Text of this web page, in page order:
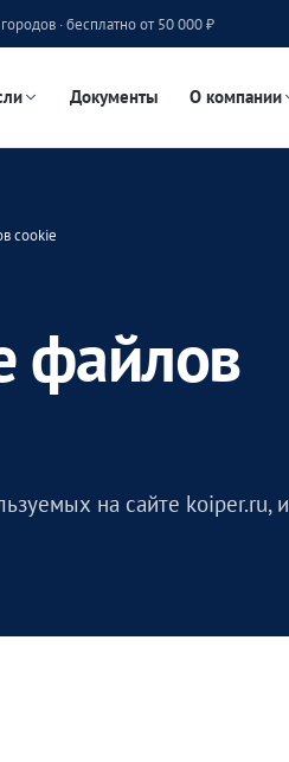
· бесплатно от 50 000 ₽
Документы О компании
cookie
файлов
на сайте koiper.ru, и